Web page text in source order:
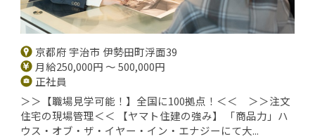
京都府 宇治市 伊勢田町浮面39
月給250,000円 ～ 500,000円
正社員
＞＞【職場見学可能！】全国に100拠点！＜＜ ＞＞注文
住宅の現場管理＜＜ 【ヤマト住建の強み】 「商品力」ハ
ウス・オブ・ザ・イヤー・イン・エナジーにて大...